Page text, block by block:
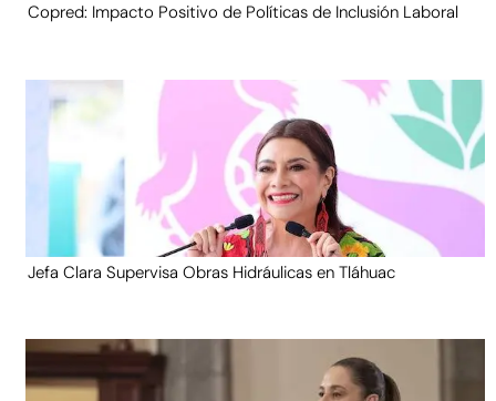
Copred: Impacto Positivo de Políticas de Inclusión Laboral
Jefa Clara Supervisa Obras Hidráulicas en Tláhuac